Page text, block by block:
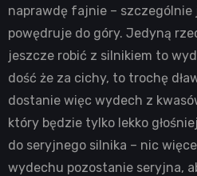
naprawdę fajnie –
powędruje do góry. Jedyną
jeszcze robić z silnikiem to
dość że za cichy, to trochę
dostanie więc wydech z
który będzie tylko lekko
do seryjnego silnika – nic
wydechu pozostanie seryjna,